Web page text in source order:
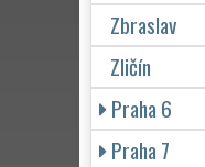
Zbraslav
Zličín
Praha 6
Praha 7